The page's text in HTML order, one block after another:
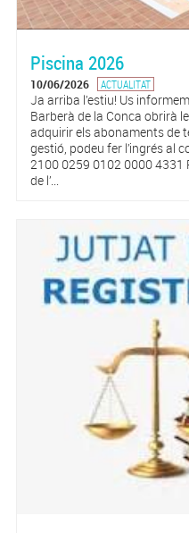
Piscina 2026
10/06/2026 ACTUALITAT
Ja arriba l’estiu! Us
Barberà de la Conca obrirà
adquirir els abonaments de
gestió, podeu fer l’ingrés al
2100 0259 0102 0000 4331
de l’...